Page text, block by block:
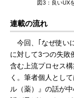
図3：良いUX
連載の流れ
今回、｢なぜ使い
に対して3つの失敗
含む上流プロセス
く。筆者個人とし
ル（薬）』の話が